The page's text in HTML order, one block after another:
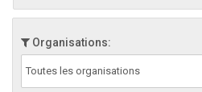
Organisations:
Toutes les organisations